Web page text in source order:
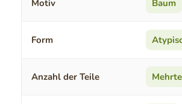
Motiv Baum
Form
Anzahl der Teile